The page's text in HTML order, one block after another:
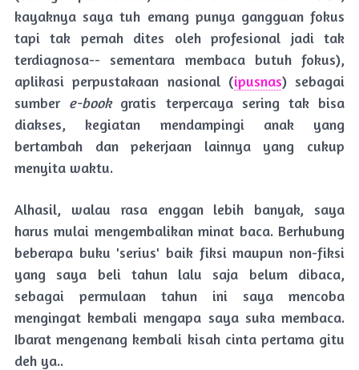
kayaknya saya tuh emang punya gangguan fokus
tapi tak pernah dites oleh profesional jadi tak
terdiagnosa-- sementara membaca butuh fokus),
aplikasi perpustakaan nasional (ipusnas) sebagai
sumber e-book gratis terpercaya sering tak bisa
diakses, kegiatan mendampingi anak yang
bertambah dan pekerjaan lainnya yang cukup
menyita waktu.
Alhasil, walau rasa enggan lebih banyak, saya
harus mulai mengembalikan minat baca. Berhubung
beberapa buku 'serius' baik fiksi maupun non-fiksi
yang saya beli tahun lalu saja belum dibaca,
sebagai permulaan tahun ini saya mencoba
mengingat kembali mengapa saya suka membaca.
Ibarat mengenang kembali kisah cinta pertama gitu
deh ya..